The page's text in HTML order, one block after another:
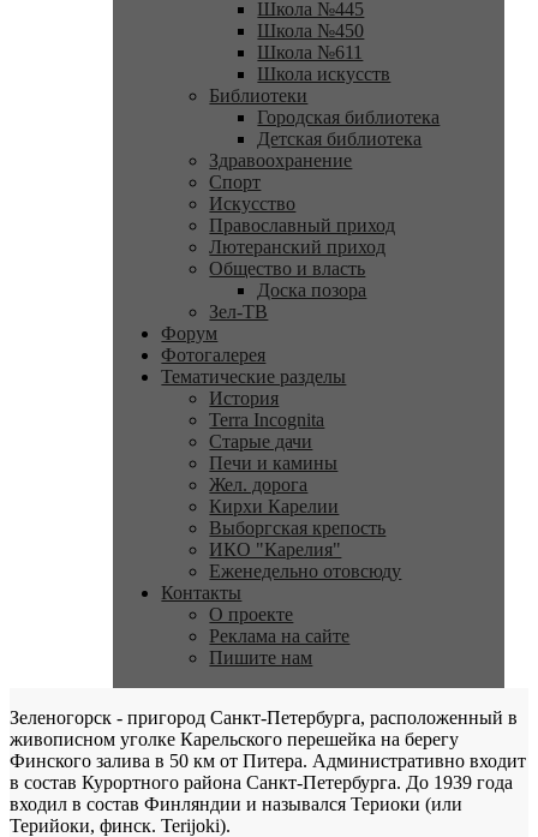
Школа №445
Школа №450
Школа №611
Школа искусств
Библиотеки
Городская библиотека
Детская библиотека
Здравоохранение
Спорт
Искусство
Православный приход
Лютеранский приход
Общество и власть
Доска позора
Зел-ТВ
Форум
Фотогалерея
Тематические разделы
История
Terra Incognita
Старые дачи
Печи и камины
Жел. дорога
Кирхи Карелии
Выборгская крепость
ИКО "Карелия"
Еженедельно отовсюду
Контакты
О проекте
Реклама на сайте
Пишите нам
Зеленогорск - пригород Санкт-Петербурга, расположенный в
живописном уголке Карельского перешейка на берегу
Финского залива в 50 км от Питера. Административно входит
в состав Курортного района Санкт-Петербурга. До 1939 года
входил в состав Финляндии и назывался Териоки (или
Терийоки, финск. Terijoki).